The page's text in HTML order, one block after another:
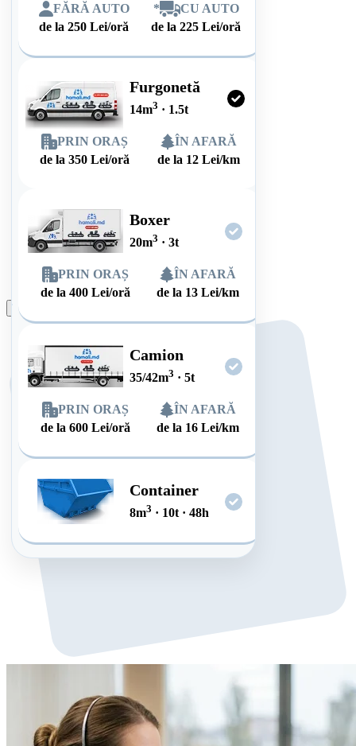
FĂRĂ AUTO
de la250 Lei/oră
*
CU AUTO
de la225 Lei/oră
Furgonetă
14m3 · 1.5t
PRIN ORAȘ
de la 350 Lei/oră
ÎN AFARĂ
de la 12 Lei/km
Boxer
20m3 · 3t
PRIN ORAȘ
de la400 Lei/oră
ÎN AFARĂ
de la 13 Lei/km
Camion
35/42m3 · 5t
PRIN ORAȘ
de la600 Lei/oră
ÎN AFARĂ
de la 16 Lei/km
Container
8m3 · 10t · 48h
Plasează comanda